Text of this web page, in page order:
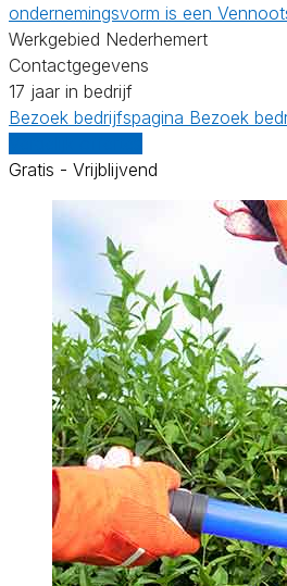
ondernemingsvorm is een
Werkgebied Nederhemert
Contactgegevens
17 jaar in bedrijf
Bezoek bedrijfspagina Bezoek
Gratis - Vrijblijvend